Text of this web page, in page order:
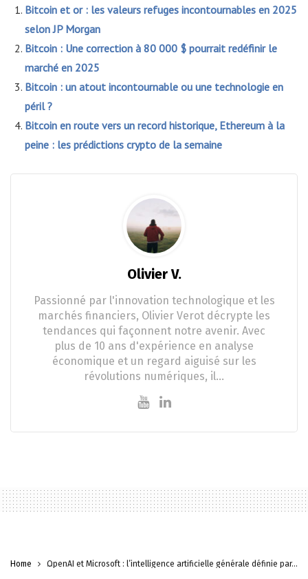
Bitcoin et or : les valeurs refuges incontournables en 2025
selon JP Morgan
Bitcoin : Une correction à 80 000 $ pourrait redéfinir le
marché en 2025
Bitcoin : un atout incontournable ou une technologie en
péril ?
Bitcoin en route vers un record historique, Ethereum à la
peine : les prédictions crypto de la semaine
Olivier V.
Passionné par l'innovation technologique et les
marchés financiers, Olivier Verot décrypte les
tendances qui façonnent notre avenir. Avec
plus de 10 ans d'expérience en analyse
économique et un regard aiguisé sur les
révolutions numériques, il…
Home OpenAI et Microsoft : l’intelligence artificielle générale définie par…